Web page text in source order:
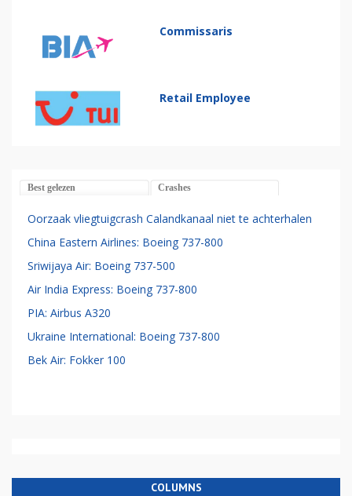
Commissaris
Retail Employee
Best gelezen Crashes
Oorzaak vliegtuigcrash Calandkanaal niet te achterhalen
China Eastern Airlines: Boeing 737-800
Sriwijaya Air: Boeing 737-500
Air India Express: Boeing 737-800
PIA: Airbus A320
Ukraine International: Boeing 737-800
Bek Air: Fokker 100
COLUMNS